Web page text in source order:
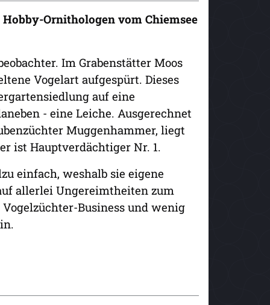
Ornithologen vom Chiemsee
Im Grabenstätter Moos
Vogelart aufgespürt. Dieses
auf eine
- eine Leiche. Ausgerechnet
Muggenhammer, liegt
ist Hauptverdächtiger Nr. 1.
einfach, weshalb sie eigene
allerlei Ungereimtheiten zum
Business und wenig